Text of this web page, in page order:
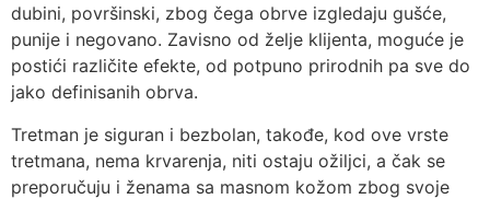
dubini, površinski, zbog čega obrve izgledaju gušće,
punije i negovano. Zavisno od želje klijenta, moguće je
postići različite efekte, od potpuno prirodnih pa sve do
jako definisanih obrva.
Tretman je siguran i bezbolan, takođe, kod ove vrste
tretmana, nema krvarenja, niti ostaju ožiljci, a čak se
preporučuju i ženama sa masnom kožom zbog svoje